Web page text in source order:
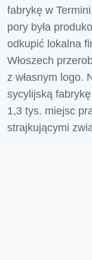
fabrykę w
pory była
odkupić lokalna
Włoszech
z własnym logo.
sycylijską
1,3 tys. miejsc
strajkującymi